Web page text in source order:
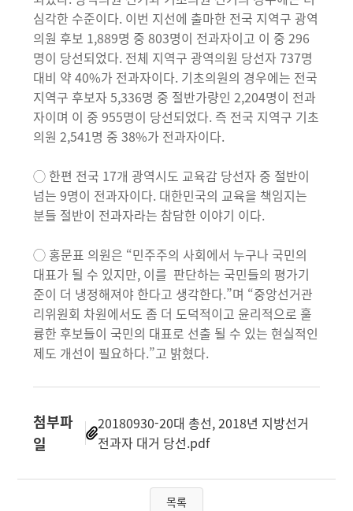
심각한 수준이다. 이번 지선에 출마한 전국 지역구 광역
의원 후보 1,889명 중 803명이 전과자이고 이 중 296
명이 당선되었다. 전체 지역구 광역의원 당선자 737명
대비 약 40%가 전과자이다. 기초의원의 경우에는 전국
지역구 후보자 5,336명 중 절반가량인 2,204명이 전과
자이며 이 중 955명이 당선되었다. 즉 전국 지역구 기초
의원 2,541명 중 38%가 전과자이다.
◯ 한편 전국 17개 광역시도 교육감 당선자 중 절반이
넘는 9명이 전과자이다. 대한민국의 교육을 책임지는
분들 절반이 전과자라는 참담한 이야기 이다.
◯ 홍문표 의원은 “민주주의 사회에서 누구나 국민의
대표가 될 수 있지만, 이를 판단하는 국민들의 평가기
준이 더 냉정해져야 한다고 생각한다.”며 “중앙선거관
리위원회 차원에서도 좀 더 도덕적이고 윤리적으로 훌
륭한 후보들이 국민의 대표로 선출 될 수 있는 현실적인
제도 개선이 필요하다.”고 밝혔다.
첨부파
일
20180930-20대 총선, 2018년 지방선거
전과자 대거 당선.pdf
목록